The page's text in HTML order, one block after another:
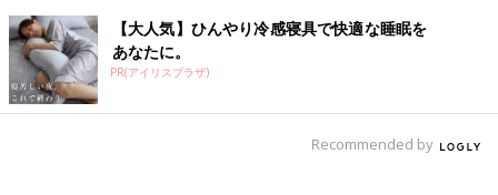
【大人気】ひんやり冷感寝具で快適な睡眠を
あなたに。
PR(アイリスプラザ)
Recommended by